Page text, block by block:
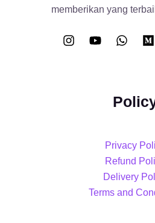
memberikan yang
Privacy
Refund
Delivery
Terms and